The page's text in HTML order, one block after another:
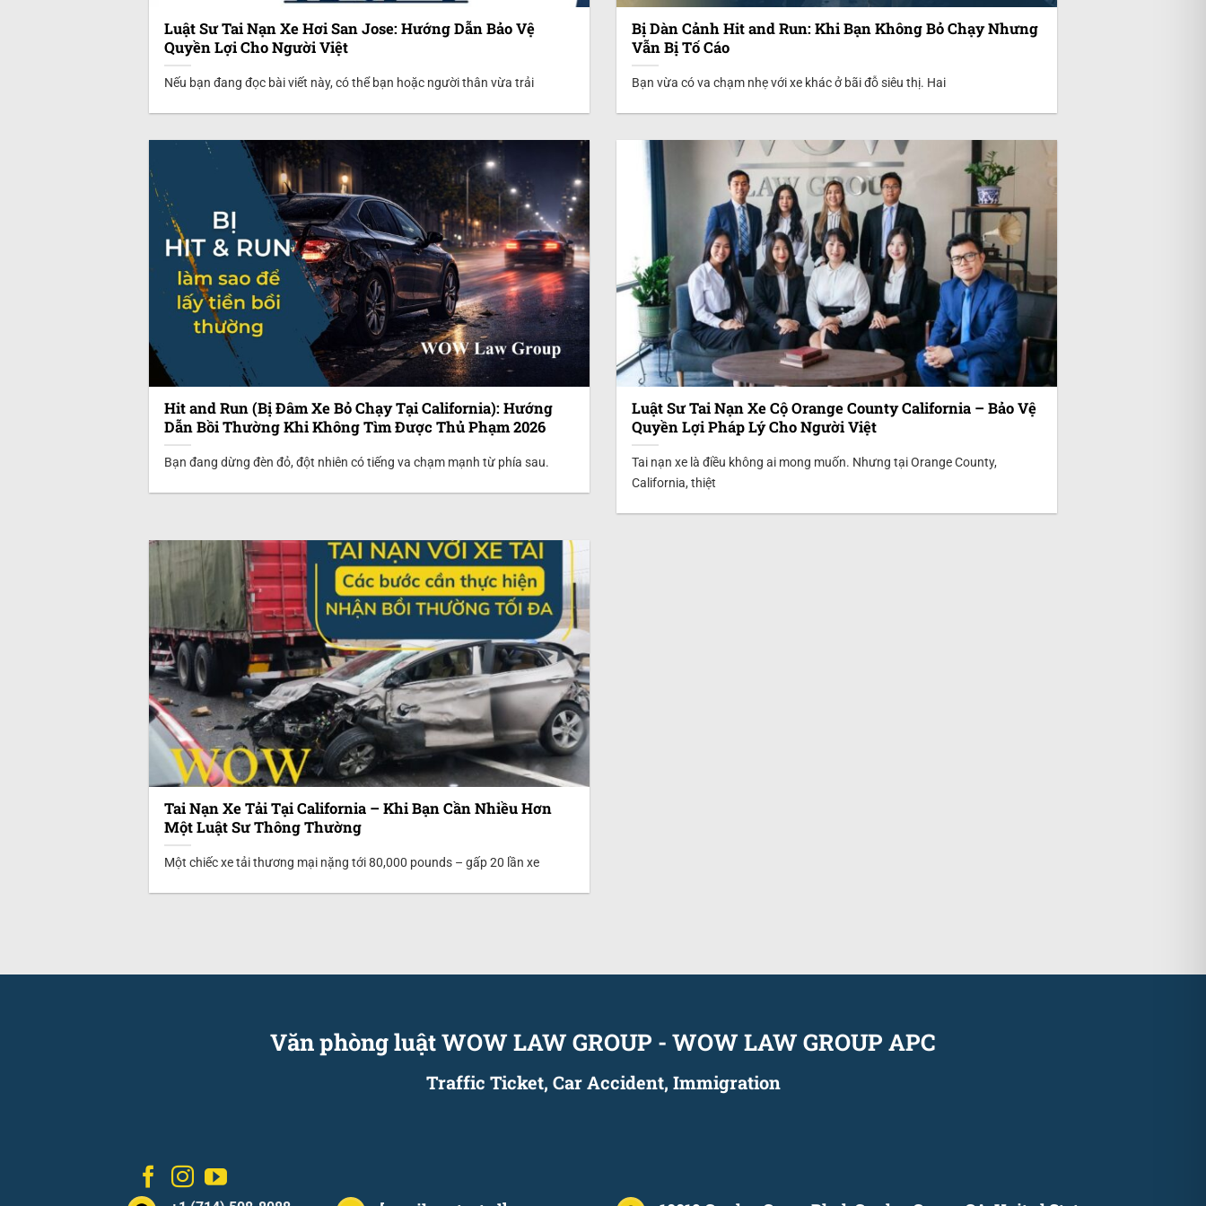
Luật Sư Tai Nạn Xe Hơi San Jose: Hướng Dẫn Bảo Vệ
Quyền Lợi Cho Người Việt
Nếu bạn đang đọc bài viết này, có thể bạn hoặc người thân vừa trải
Bị Dàn Cảnh Hit and Run: Khi Bạn Không Bỏ Chạy Nhưng
Vẫn Bị Tố Cáo
Bạn vừa có va chạm nhẹ với xe khác ở bãi đỗ siêu thị. Hai
Hit and Run (Bị Đâm Xe Bỏ Chạy Tại California): Hướng
Dẫn Bồi Thường Khi Không Tìm Được Thủ Phạm 2026
Bạn đang dừng đèn đỏ, đột nhiên có tiếng va chạm mạnh từ phía sau.
Luật Sư Tai Nạn Xe Cộ Orange County California – Bảo Vệ
Quyền Lợi Pháp Lý Cho Người Việt
Tai nạn xe là điều không ai mong muốn. Nhưng tại Orange County,
California, thiệt
Tai Nạn Xe Tải Tại California – Khi Bạn Cần Nhiều Hơn
Một Luật Sư Thông Thường
Một chiếc xe tải thương mại nặng tới 80,000 pounds – gấp 20 lần xe
Văn phòng luật WOW LAW GROUP - WOW LAW GROUP APC
Traffic Ticket, Car Accident, Immigration